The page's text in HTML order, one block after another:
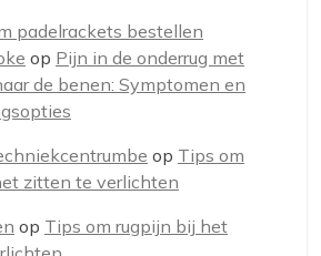
padelrackets bestellen
op Pijn in de onderrug met
de benen: Symptomen en
op Tips om
zitten te verlichten
op Tips om rugpijn bij het